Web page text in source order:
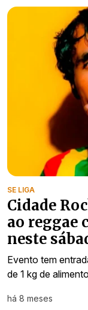
SE LIGA
Cidade
ao reggae
neste
Evento tem
de 1 kg de alimento
há 8 meses